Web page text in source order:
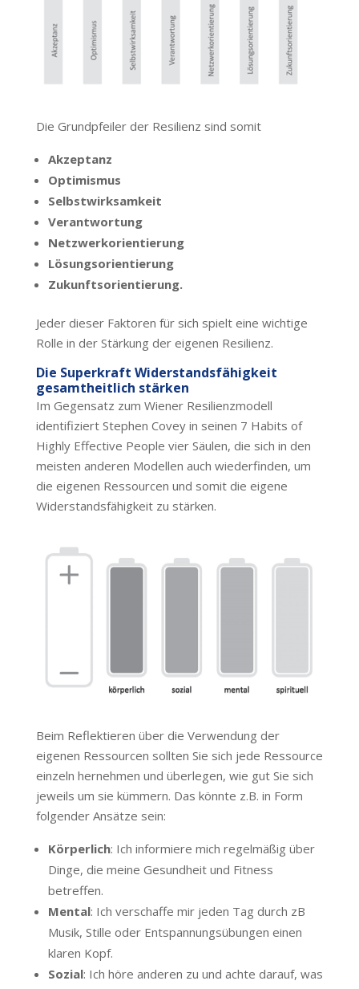
Die Grundpfeiler der Resilienz sind somit
Akzeptanz
Optimismus
Selbstwirksamkeit
Verantwortung
Netzwerkorientierung
Lösungsorientierung
Zukunftsorientierung.
Jeder dieser Faktoren für sich spielt eine wichtige
Rolle in der Stärkung der eigenen Resilienz.
Die Superkraft Widerstandsfähigkeit
gesamtheitlich stärken
Im Gegensatz zum Wiener Resilienzmodell
identifiziert Stephen Covey in seinen 7 Habits of
Highly Effective People vier Säulen, die sich in den
meisten anderen Modellen auch wiederfinden, um
die eigenen Ressourcen und somit die eigene
Widerstandsfähigkeit zu stärken.
Beim Reflektieren über die Verwendung der
eigenen Ressourcen sollten Sie sich jede Ressource
einzeln hernehmen und überlegen, wie gut Sie sich
jeweils um sie kümmern. Das könnte z.B. in Form
folgender Ansätze sein:
Körperlich: Ich informiere mich regelmäßig über
Dinge, die meine Gesundheit und Fitness
betreffen.
Mental: Ich verschaffe mir jeden Tag durch zB
Musik, Stille oder Entspannungsübungen einen
klaren Kopf.
Sozial: Ich höre anderen zu und achte darauf, was